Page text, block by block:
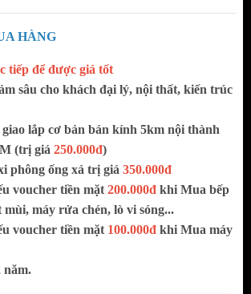
HÀNG
tiếp để được giá tốt
sâu cho khách đại lý, nội thất, kiến trúc
giao lắp cơ bản bán kính 5km nội thành
(trị giá 250.000đ)
phông ống xả trị giá 350.000đ
voucher tiền mặt 200.000đ khi Mua bếp
máy rửa chén, lò vi sóng...
voucher tiền mặt 100.000đ khi Mua máy
năm.